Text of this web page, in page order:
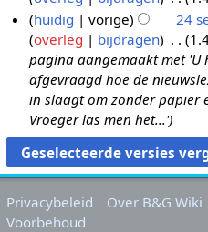
1
w
e
r
k
i
n
s
s
m
0
b
e
w
e
r
k
i
n
g
s
e
n
b
e
w
e
r
k
i
4
2
G
e
e
n
b
e
w
e
r
k
i
huidig vorige 24
overleg
bijdragen
pagina aangemaakt met 'U
afgevraagd hoe de
in slaagt om zonder papier
Vroeger las men het...'
Privacybeleid
Over B&G Wiki
Voorbehoud